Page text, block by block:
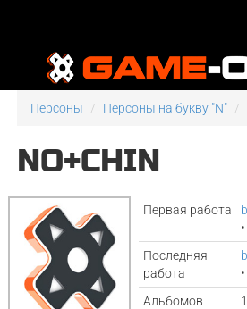
Персоны Персоны на букву "N"
NO+CHIN
Первая работа
Последняя
работа
Альбомов
1